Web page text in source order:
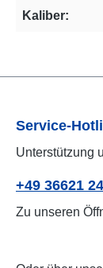
Kaliber:
Service-
Unterstützung
+49 36621
Zu unseren